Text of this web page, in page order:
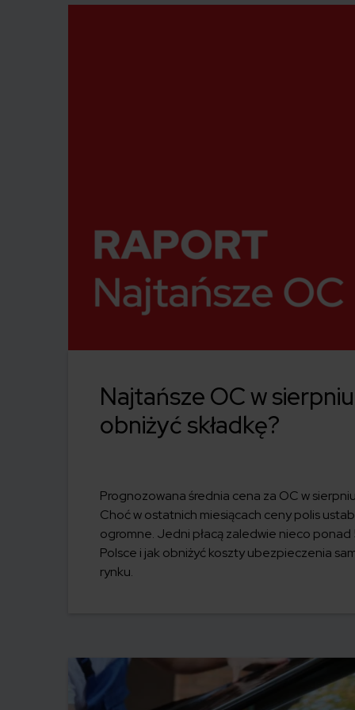
Najtańsze OC w
obniżyć składkę?
Prognozowana średnia cena za OC w
Choć w ostatnich miesiącach ceny polis
ogromne. Jedni płacą zaledwie nieco ponad
Polsce i jak obniżyć koszty ubezpieczenia
rynku.